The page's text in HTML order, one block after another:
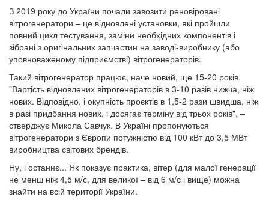
З 2019 року до України почали завозити реновіровані
вітрогенератори – це відновлені установки, які пройшли
повний цикл тестування, заміни необхідних компонентів і
зібрані з оригінальних запчастин на заводі-виробнику (або
уповноваженому підприємстві) вітрогенераторів.
Такий вітрогенератор працює, наче новий, ще 15-20 років.
"Вартість відновлених вітрогенераторів в 3-10 разів нижча, ніж
нових. Відповідно, і окупність проєктів в 1,5-2 рази швидша, ніж
в разі придбання нових, і досягає терміну від трьох років", –
стверджує Микола Савчук. В Україні пропонуються
вітрогенератори з Європи потужністю від 100 кВт до 3,5 МВт
виробництва світових брендів.
Ну, і останнє... Як показує практика, вітер (для малої генерації
не менш ніж 4,5 м/с, для великої – від 6 м/с і вище) можна
знайти на всій території України.